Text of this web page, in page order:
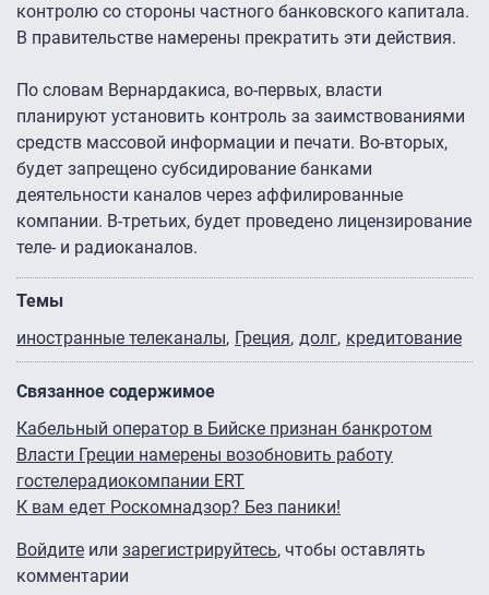
контролю со стороны частного банковского капитала.
В правительстве намерены прекратить эти действия.
По словам Вернардакиса, во-первых, власти
планируют установить контроль за заимствованиями
средств массовой информации и печати. Во-вторых,
будет запрещено субсидирование банками
деятельности каналов через аффилированные
компании. В-третьих, будет проведено лицензирование
теле- и радиоканалов.
Темы
иностранные телеканалы
Греция долг кредитование
Связанное содержимое
Кабельный оператор в Бийске признан банкротом
Власти Греции намерены возобновить работу
гостелерадиокомпании ERT
К вам едет Роскомнадзор? Без паники!
Войдите или зарегистрируйтесь, чтобы оставлять
комментарии